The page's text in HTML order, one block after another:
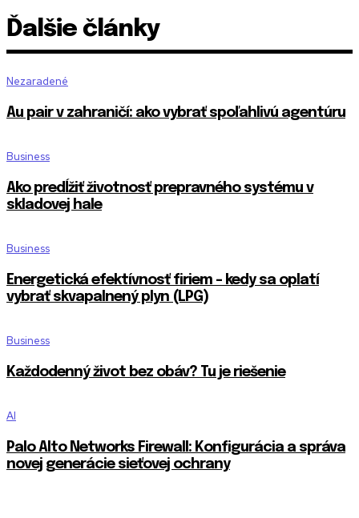
Ďalšie články
Nezaradené
Au pair v zahraničí: ako vybrať spoľahlivú agentúru
Business
Ako predĺžiť životnosť prepravného systému v
skladovej hale
Business
Energetická efektívnosť firiem – kedy sa oplatí
vybrať skvapalnený plyn (LPG)
Business
Každodenný život bez obáv? Tu je riešenie
AI
Palo Alto Networks Firewall: Konfigurácia a správa
novej generácie sieťovej ochrany